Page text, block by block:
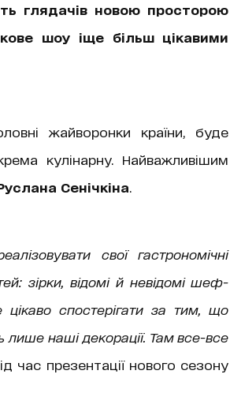
глядачів новою просторою
шоу іще більш цікавими
жайворонки країни, буде
кулінарну. Найважливішим
Сенічкіна
свої гастрономічні
зірки, відомі й невідомі шеф-
спостерігати за тим, що
лише наші декорації. Там все-все
час презентації нового сезону